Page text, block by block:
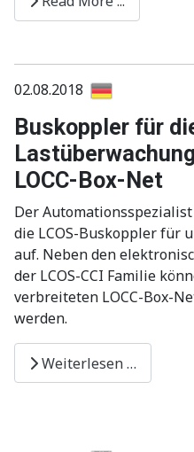
02.08.2018
Buskoppler für
LOCC-Box-Net
Der
die LCOS-Buskoppler für
auf. Neben den
der LCOS-CCI Familie
verbreiteten LOCC-Box-
werden.
Weiterlesen …